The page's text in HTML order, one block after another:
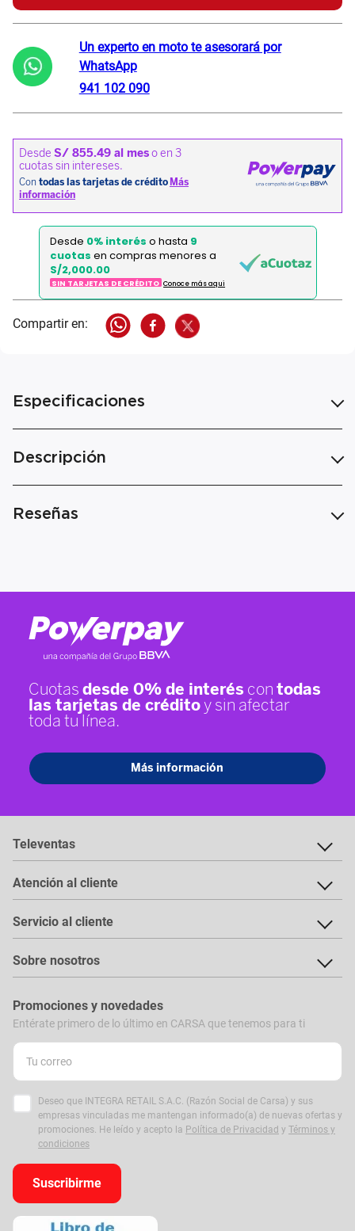
Un experto en moto te asesorará por
WhatsApp
941 102 090
Desde 0% interés o hasta 9
cuotas en compras menores a
S/2,000.00
SIN TARJETAS DE CRÉDITO Conoce más aqui
Especificaciones
Descripción
Reseñas
Televentas
Atención al cliente
Servicio al cliente
Sobre nosotros
Promociones y novedades
Entérate primero de lo último en CARSA que tenemos para ti
Deseo que INTEGRA RETAIL S.A.C. (Razón Social de Carsa) y sus
empresas vinculadas me mantengan informado(a) de nuevas ofertas y
promociones. He leído y acepto la Política de Privacidad y Términos y
condiciones
Suscribirme